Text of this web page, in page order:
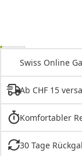
Swiss Online
Ab CHF 15
Komfortabler
30 Tage